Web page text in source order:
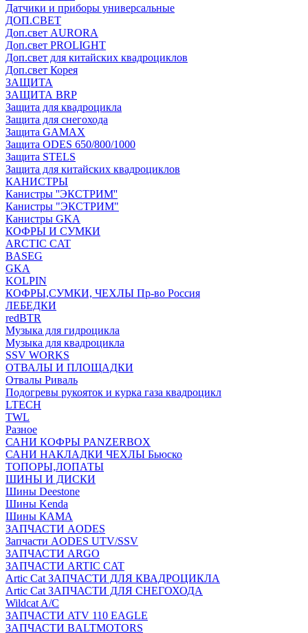
Датчики и приборы универсальные
ДОП.СВЕТ
Доп.свет AURORA
Доп.свет PROLIGHT
Доп.свет для китайских квадроциклов
Доп.свет Корея
ЗАЩИТА
ЗАЩИТА BRP
Защита для квадроцикла
Защита для снегохода
Защита GAMAX
Защита ODES 650/800/1000
Защита STELS
Защита для китайских квадроциклов
КАНИСТРЫ
Канистры ''ЭКСТРИМ''
Канистры "ЭКСТРИМ"
Канистры GKA
КОФРЫ И СУМКИ
ARCTIC CAT
BASEG
GKA
KOLPIN
КОФРЫ,СУМКИ, ЧЕХЛЫ Пр-во Россия
ЛЕБЕДКИ
redBTR
Музыка для гидроцикла
Музыка для квадроцикла
SSV WORKS
ОТВАЛЫ И ПЛОЩАДКИ
Отвалы Риваль
Подогревы рукояток и курка газа квадроцикл
LTECH
TWL
Разное
САНИ КОФРЫ PANZERBOX
САНИ НАКЛАДКИ ЧЕХЛЫ Бьюско
ТОПОРЫ,ЛОПАТЫ
ШИНЫ И ДИСКИ
Шины Deestone
Шины Kenda
Шины КАМА
ЗАПЧАСТИ AODES
Запчасти AODES UTV/SSV
ЗАПЧАСТИ ARGO
ЗАПЧАСТИ ARTIC CAT
Artic Cat ЗАПЧАСТИ ДЛЯ КВАДРОЦИКЛА
Artic Cat ЗАПЧАСТИ ДЛЯ СНЕГОХОДА
Wildcat A/C
ЗАПЧАСТИ ATV 110 EAGLE
ЗАПЧАСТИ BALTMOTORS